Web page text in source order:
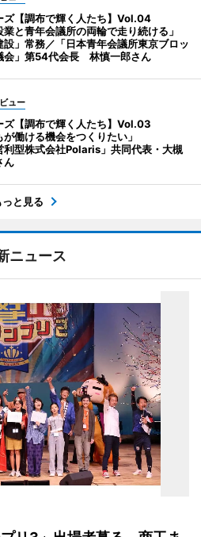
ズ【調布で輝く人たち】Vol.04
業と青年会議所の両輪で走り続ける」
設」常務／「日本青年会議所東京ブロッ
会」第54代会長 林慎一郎さん
ュー
ズ【調布で輝く人たち】Vol.03
が働ける機会をつくりたい」
利型株式会社Polaris」共同代表・大槻
ん
っと見る
ニュース